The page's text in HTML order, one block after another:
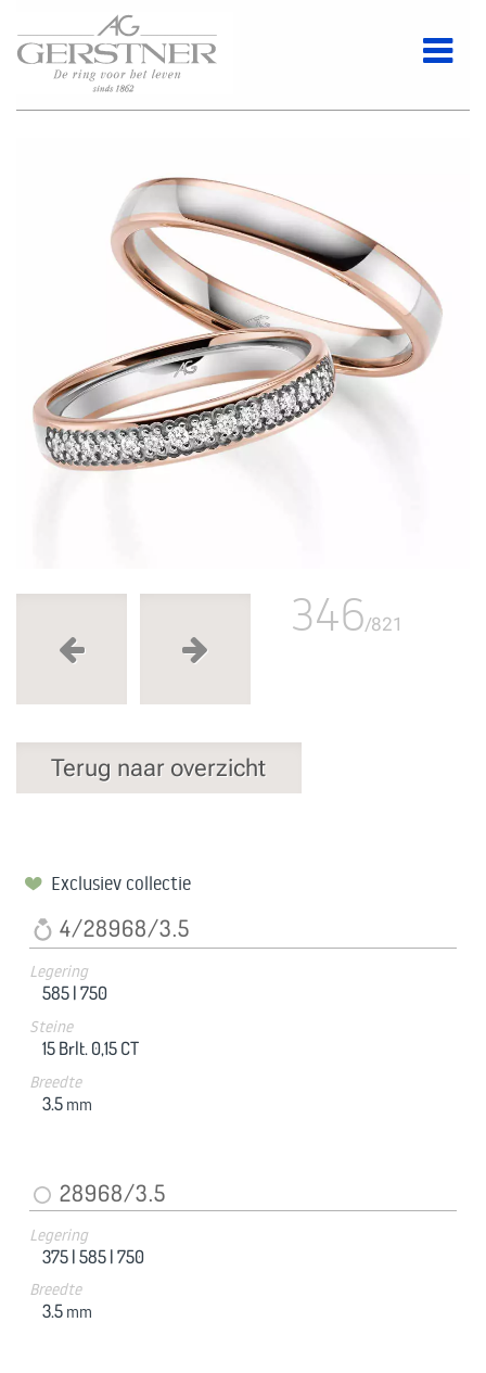
346/821
Terug naar overzicht
Exclusiev collectie
4/28968/3.5
Legering
585 |750
Steine
15 Brlt. 0,15 CT
Breedte
3.5 mm
28968/3.5
Legering
375 |585 |750
Breedte
3.5 mm